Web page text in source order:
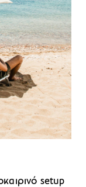
setup